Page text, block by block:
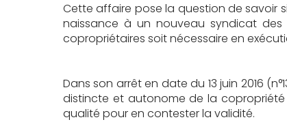
Cette affaire pose la question de savoir
naissance à un nouveau syndicat
copropriétaires soit nécessaire en
Dans son arrêt en date du 13 juin 2016
distincte et autonome de la copropriété
qualité pour en contester la validité.